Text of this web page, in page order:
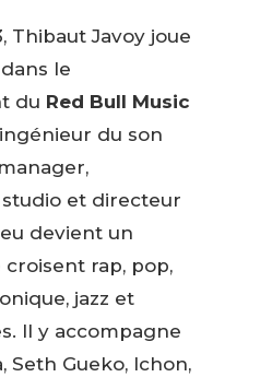
Thibaut Javoy joue
le
du Red Bull Music
du son
et directeur
devient un
rap, pop,
jazz et
Il y accompagne
Seth Gueko, Ichon,